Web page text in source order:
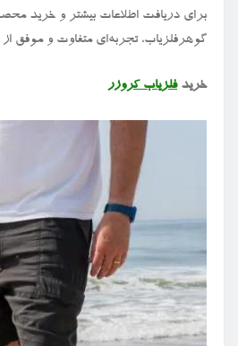
برای دریافت اطلاعات بیشتر و خرید
گوهرفلزیاب، تجربه‌ای متفاوت و موفق
خریدفلزیاب کروزر